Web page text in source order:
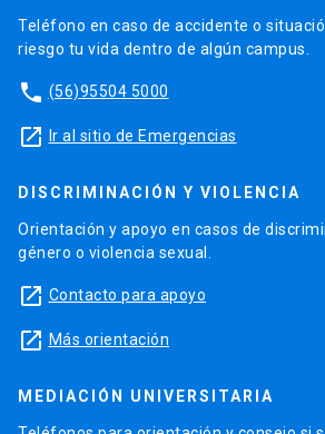
Teléfono en caso de accidente o
riesgo tu vida dentro de algún campus.
phone (56)95504 5000
launch Ir al sitio de Emergencias
DISCRIMINACIÓN Y VIOLENCIA
Orientación y apoyo en casos de
género o violencia sexual.
launch Contacto para apoyo
launch Más orientación
MEDIACIÓN UNIVERSITARIA